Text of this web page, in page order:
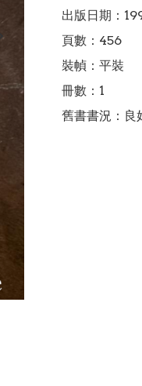
出版日期：
頁數：456
裝幀：平裝
冊數：1
舊書書況：良